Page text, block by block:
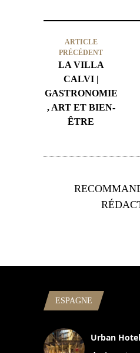
ARTICLE
PRÉCÉDENT
LA VILLA
CALVI |
GASTRONOMIE
, ART ET BIEN-
ÊTRE
ESPAGNE
Urban